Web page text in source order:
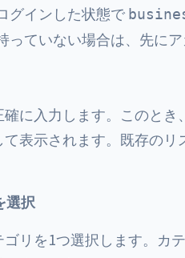
グインした状態で
ていない場合は、先にア
に入力します。このと
表示されます。既存の
選択
リを1つ選択します。カ